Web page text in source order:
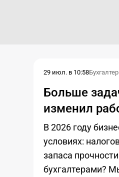
29 июл. в 10:58
Больше
изменил
В 2026 году
условиях:
запаса
бухгалтерами?